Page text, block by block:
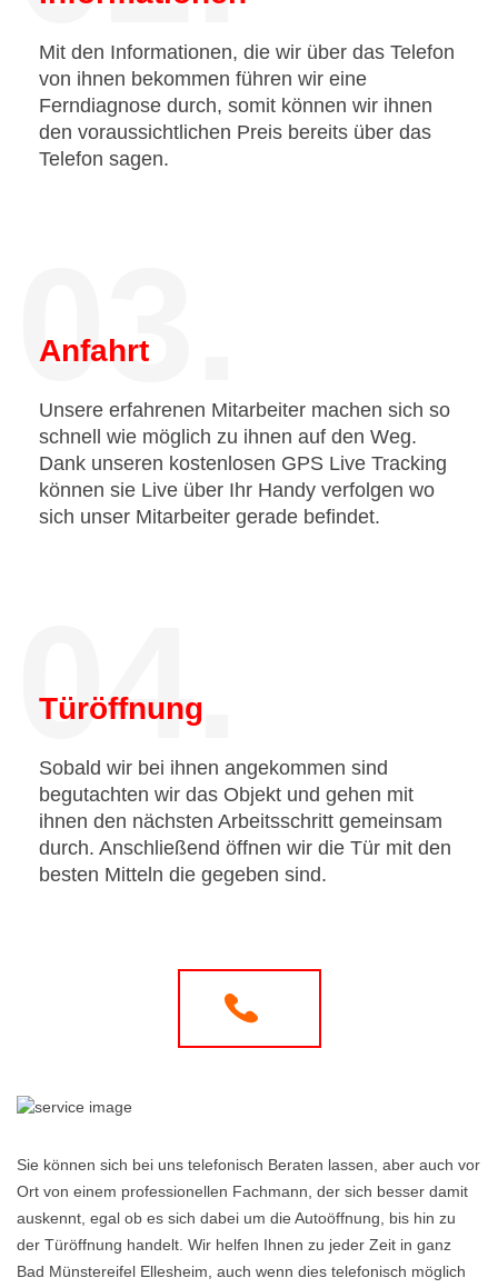
Mit den Informationen, die wir über das Telefon
von ihnen bekommen führen wir eine
Ferndiagnose durch, somit können wir ihnen
den voraussichtlichen Preis bereits über das
Telefon sagen.
03.
Anfahrt
Unsere erfahrenen Mitarbeiter machen sich so
schnell wie möglich zu ihnen auf den Weg.
Dank unseren kostenlosen GPS Live Tracking
können sie Live über Ihr Handy verfolgen wo
sich unser Mitarbeiter gerade befindet.
04.
Türöffnung
Sobald wir bei ihnen angekommen sind
begutachten wir das Objekt und gehen mit
ihnen den nächsten Arbeitsschritt gemeinsam
durch. Anschließend öffnen wir die Tür mit den
besten Mitteln die gegeben sind.
Sie können sich bei uns telefonisch Beraten lassen, aber auch vor
Ort von einem professionellen Fachmann, der sich besser damit
auskennt, egal ob es sich dabei um die Autoöffnung, bis hin zu
der Türöffnung handelt. Wir helfen Ihnen zu jeder Zeit in ganz
Bad Münstereifel Ellesheim, auch wenn dies telefonisch möglich